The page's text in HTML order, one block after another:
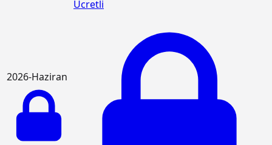
Ücretli
2026-Haziran